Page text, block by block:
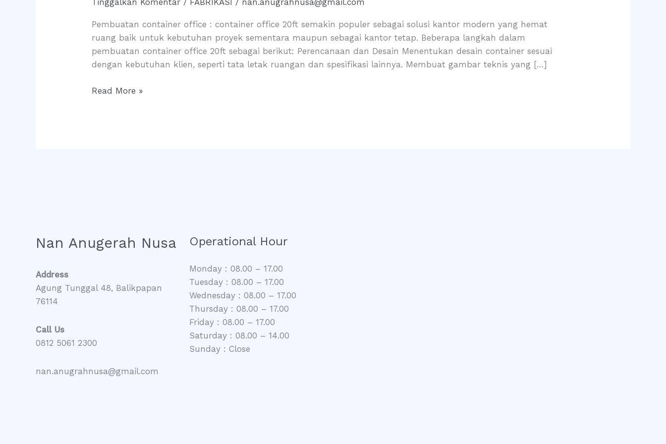
Pembuatan container office : container office 20ft semakin populer sebagai solusi kantor modern yang hemat
ruang baik untuk kebutuhan proyek sementara maupun sebagai kantor tetap. Beberapa langkah dalam
pembuatan container office 20ft sebagai berikut: Perencanaan dan Desain Menentukan desain container sesuai
dengan kebutuhan klien, seperti tata letak ruangan dan spesifikasi lainnya. Membuat gambar teknis yang […]
Office
20
feet
:
Solusi
Modern
Read More »
Nan Anugerah Nusa
Address
Agung Tunggal 48, Balikpapan
76114
Call Us
0812 5061 2300
nan.anugrahnusa@gmail.com
Operational Hour
Monday : 08.00 – 17.00
Tuesday : 08.00 – 17.00
Wednesday : 08.00 – 17.00
Thursday : 08.00 – 17.00
Friday : 08.00 – 17.00
Saturday : 08.00 – 14.00
Sunday : Close